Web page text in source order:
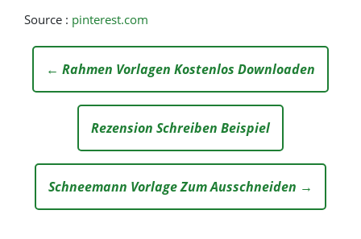
Source : pinterest.com
← Rahmen Vorlagen Kostenlos Downloaden
Rezension Schreiben Beispiel
Schneemann Vorlage Zum Ausschneiden →